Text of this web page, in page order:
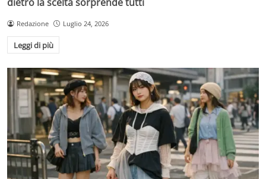
Redazione Luglio 24, 2026
Leggi di più